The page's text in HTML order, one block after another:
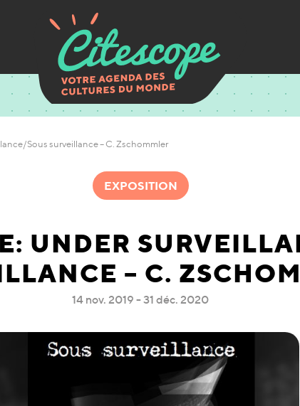
Sous surveillance – C. Zschommler
EXPOSITION
UNDER
– C.
14 nov. 2019 - 31 déc. 2020